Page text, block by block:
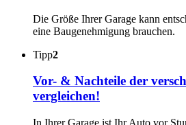
Die Größe Ihrer Garage kann
eine Baugenehmigung brauchen.
Tipp2
Vor- & Nachteile der
vergleichen!
In Ihrer Garage ist Ihr Auto vor